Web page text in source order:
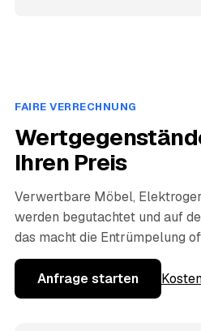
FAIRE VERRECHNUNG
Ihren Preis
Verwertbare Möbel,
werden begutachtet und auf
das macht die Entrümpelung
Anfrage starten